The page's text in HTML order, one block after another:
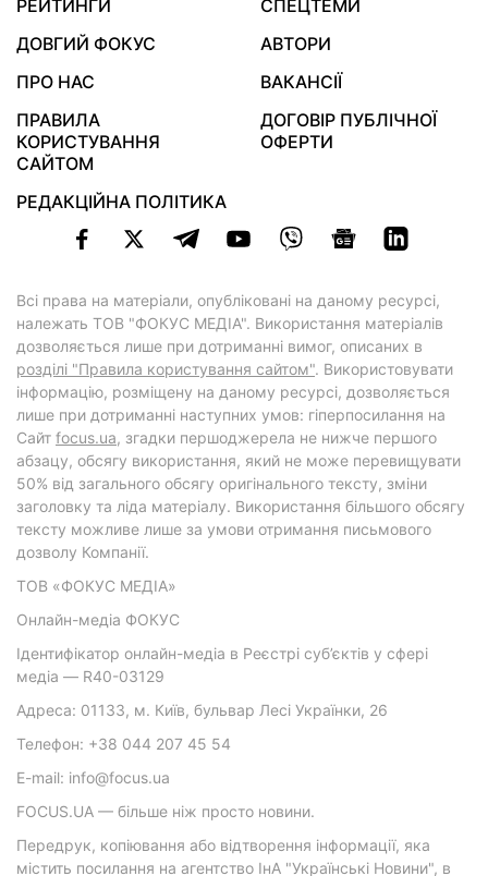
РЕЙТИНГИ
СПЕЦТЕМИ
ДОВГИЙ ФОКУС
АВТОРИ
ПРО НАС
ВАКАНСІЇ
ПРАВИЛА
КОРИСТУВАННЯ
САЙТОМ
ДОГОВІР ПУБЛІЧНОЇ
ОФЕРТИ
РЕДАКЦІЙНА ПОЛІТИКА
Всі права на матеріали, опубліковані на даному ресурсі,
належать ТОВ "ФОКУС МЕДІА". Використання матеріалів
дозволяється лише при дотриманні вимог, описаних в
розділі "Правила користування сайтом". Використовувати
інформацію, розміщену на даному ресурсі, дозволяється
лише при дотриманні наступних умов: гіперпосилання на
Cайт focus.ua, згадки першоджерела не нижче першого
абзацу, обсягу використання, який не може перевищувати
50% від загального обсягу оригінального тексту, зміни
заголовку та ліда матеріалу. Використання більшого обсягу
тексту можливе лише за умови отримання письмового
дозволу Компанії.
ТОВ «ФОКУС МЕДІА»
Онлайн-медіа ФОКУС
Ідентифікатор онлайн-медіа в Реєстрі суб’єктів у сфері
медіа — R40-03129
Адреса: 01133, м. Київ, бульвар Лесі Українки, 26
Телефон: +38 044 207 45 54
E-mail: info@focus.ua
FOCUS.UA — більше ніж просто новини.
Передрук, копіювання або відтворення інформації, яка
містить посилання на агентство ІнА "Українські Новини", в